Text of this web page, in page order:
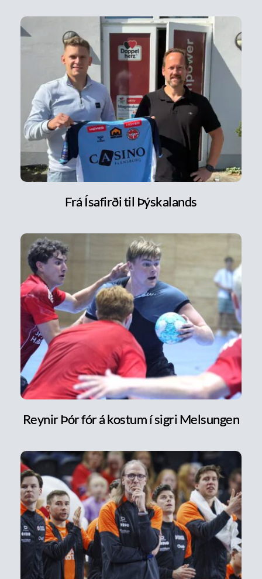
Frá Ísafirði til Þýskalands
Reynir Þór fór á kostum í sigri Melsungen